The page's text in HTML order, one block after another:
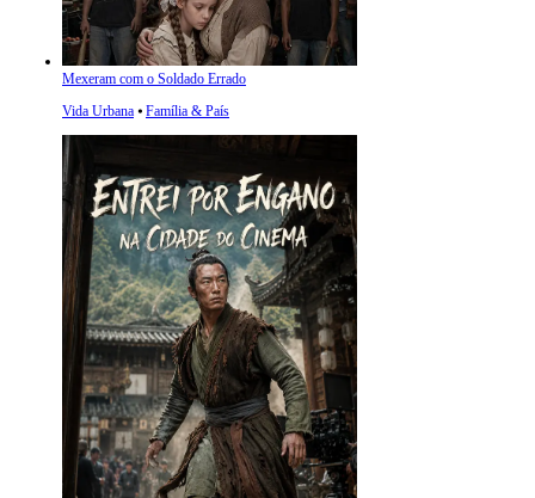
Mexeram com o Soldado Errado
Vida Urbana ⦁ Família & País